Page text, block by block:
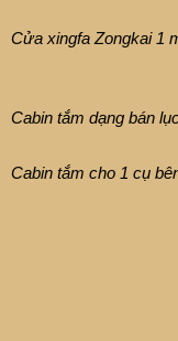
Cửa xingfa Zongkai 1
Cabin tắm dạng bán
Cabin tắm cho 1 cụ